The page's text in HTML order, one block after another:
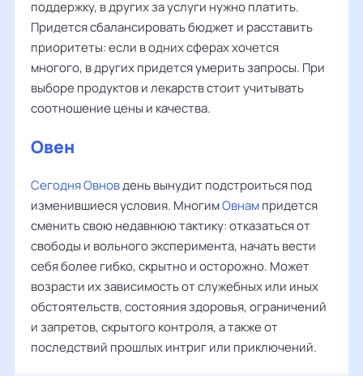
поддержку, в других за услуги нужно платить.
Придется сбалансировать бюджет и расставить
приоритеты: если в одних сферах хочется
многого, в других придется умерить запросы. При
выборе продуктов и лекарств стоит учитывать
соотношение цены и качества.
Овен
Сегодня Овновдень вынудит подстроиться под
изменившиеся условия. МногимОвнампридется
сменить свою недавнюю тактику: отказаться от
свободы и вольного эксперимента, начать вести
себя более гибко, скрытно и осторожно. Может
возрасти их зависимость от служебных или иных
обстоятельств, состояния здоровья, ограничений
и запретов, скрытого контроля, а также от
последствий прошлых интриг или приключений.